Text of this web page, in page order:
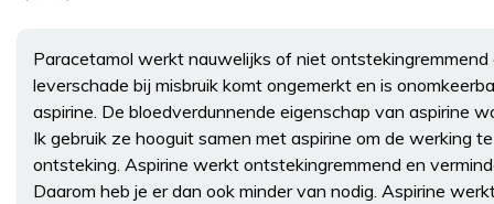
Paracetamol werkt nauwelijks of niet
leverschade bij misbruik komt ongemerkt en is
aspirine. De bloedverdunnende eigenschap van aspirine
Ik gebruik ze hooguit samen met aspirine om de werking
ontsteking. Aspirine werkt ontstekingremmend en
Daarom heb je er dan ook minder van nodig. Aspirine